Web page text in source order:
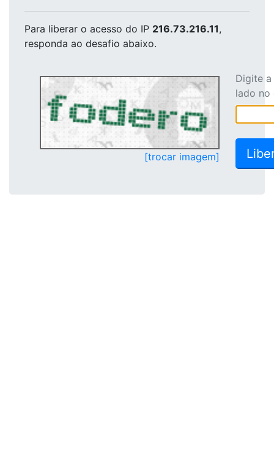
Para liberar o acesso do IP 216.73.216.11,
responda ao desafio abaixo.
[trocar imagem]
Digite
lado no